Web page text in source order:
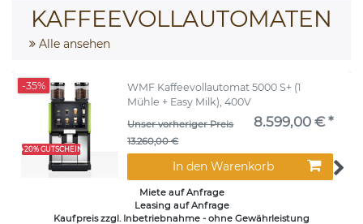
KAFFEEVOLLAUTOMATEN
Alle ansehen
+20% GUTSCHEIN
-35%
WMF Kaffeevollautomat 5000 S+ (1
Mühle + Easy Milk), 400V
Unser vorheriger Preis
13.260,00 €
8.599,00 € *
In den Warenkorb
Miete auf Anfrage
Leasing auf Anfrage
Kaufpreis zzgl. Inbetriebnahme - ohne Gewährleistung